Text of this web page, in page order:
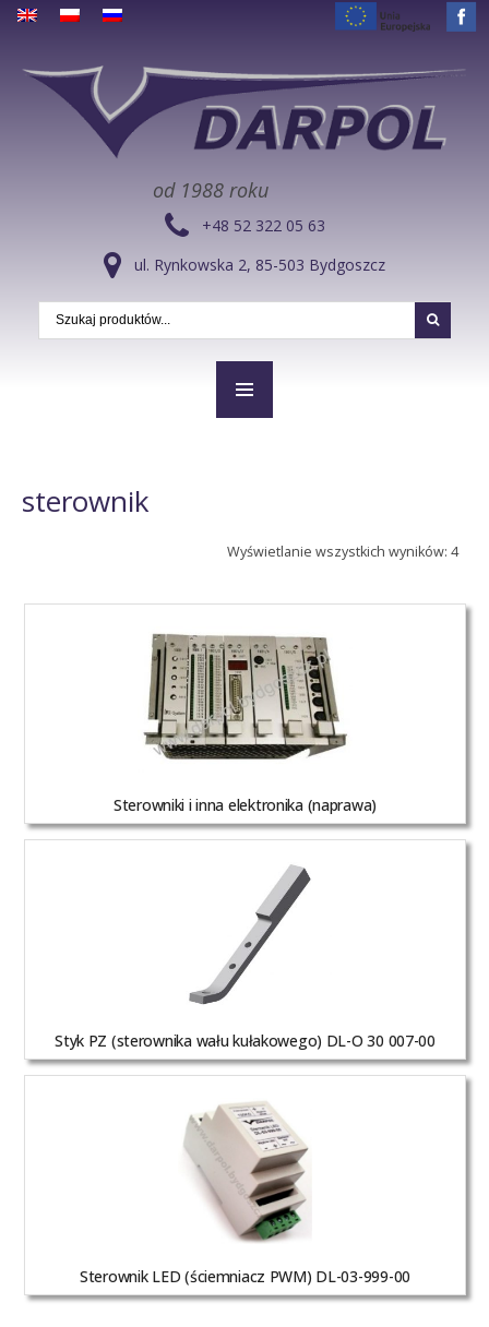
od 1988 roku
+48 52 322 05 63
ul. Rynkowska 2, 85-503 Bydgoszcz
sterownik
Wyświetlanie wszystkich wyników: 4
Sterowniki i inna elektronika (naprawa)
Styk PZ (sterownika wału kułakowego) DL-O 30 007-00
Sterownik LED (ściemniacz PWM) DL-03-999-00